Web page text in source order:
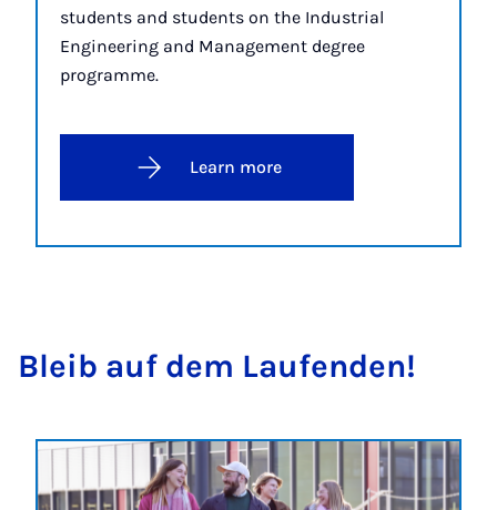
students and students on the Industrial
Engineering and Management degree
programme.
Learn more
Bleib auf dem Laufenden!